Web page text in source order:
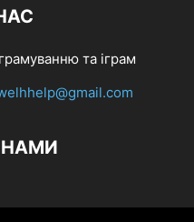
та іграм